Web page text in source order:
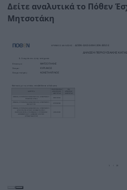
Δείτε αναλυτικά το Πόθεν
Μητσοτάκη